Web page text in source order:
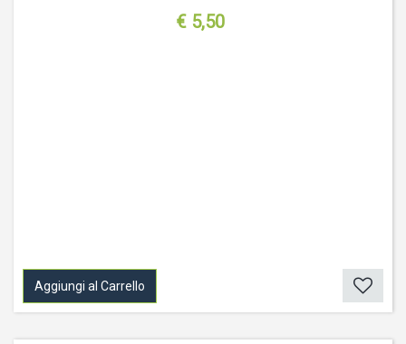
€ 5,50
Aggiungi al Carrello